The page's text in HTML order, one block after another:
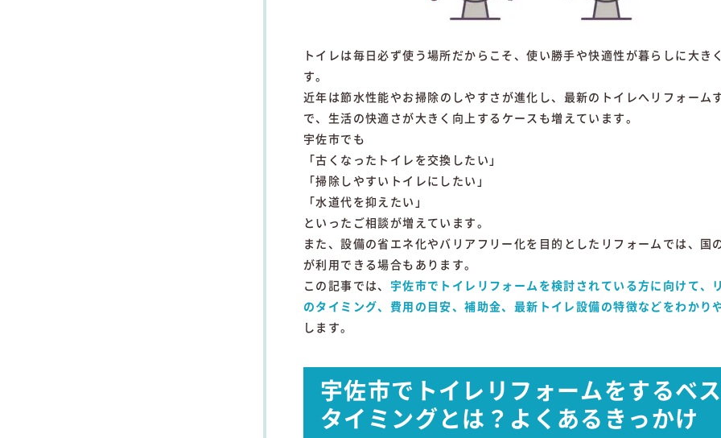
トイレは毎日必ず使う場所だからこそ、使い勝手や快適性が暮らしに 大きく
す。
近年は節水性能やお掃除の しやす さ が進化 し、 最新の トイレへ リフォーム
で、 生活の快適 さが大きく 向上 する ケース も増えてい ます。
宇佐市でも
「古く な っ た トイレ を交換 した い」
「掃除 しやすい トイレに したい」
「水道代を抑え たい」
といった ご相談が増えてい ます。
また、設備の省エネ化やバリアフリー化を 目的 と した リフォーム では、 国
が利用できる場合も あり ます。
この記事では、 宇佐市で トイレ リフォーム を検討 されている方に 向け て、
のタイミング、 費用 の 目安、補助金、 最新 トイレ設備の特徴などをわかり
し ます。
宇佐市で トイレ リフォームをするベ
タイミングとは？ よく ある きっかけ